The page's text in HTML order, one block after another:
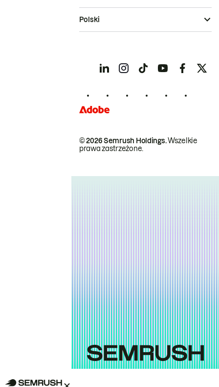
© 2026 Semrush Holdings.Wszelkie
prawa zastrzeżone.
Polski